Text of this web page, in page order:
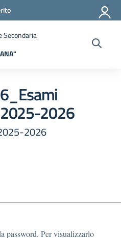
Secondaria
2026
2026
password. Per visualizzarlo